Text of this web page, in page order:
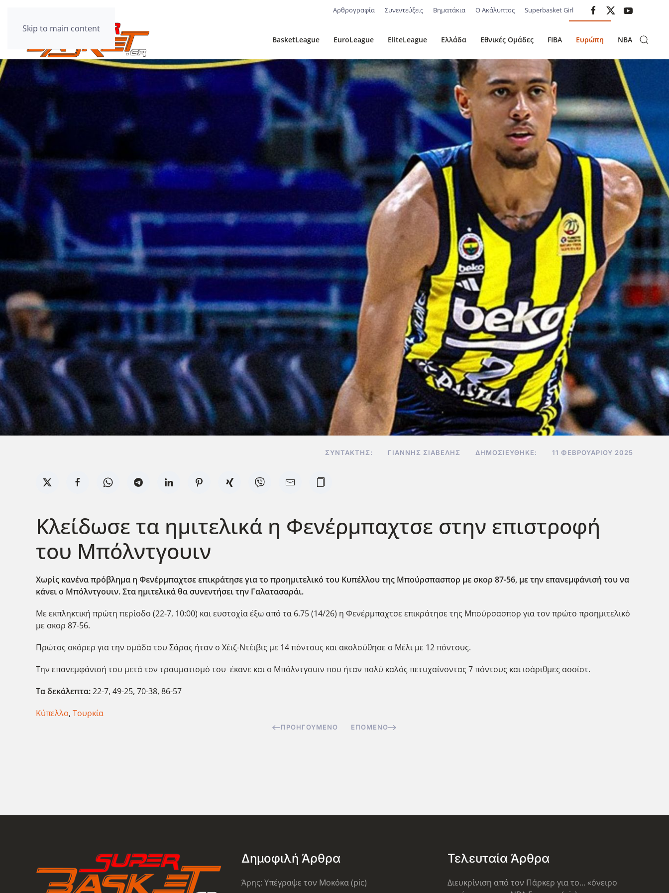
Skip to main content
Αρθρογραφία Συνεντεύξεις Βηματάκια Ο Ακάλυπτος Superbasket Girl
BasketLeague EuroLeague EliteLeague Ελλάδα Εθνικές Ομάδες FIBA Ευρώπη NBA
ΣΥΝΤΆΚΤΗΣ: ΓΙΆΝΝΗΣ ΣΙΑΒΕΛΉΣ ΔΗΜΟΣΙΕΎΘΗΚΕ: 11 ΦΕΒΡΟΥΑΡΊΟΥ 2025
Κλείδωσε τα ημιτελικά η Φενέρμπαχτσε στην επιστροφή
του Μπόλντγουιν
Xωρίς κανένα πρόβλημα η Φενέρμπαχτσε επικράτησε για το προημιτελικό του Κυπέλλου της Μπούρσπασπορ με σκορ 87-56, με την επανεμφάνισή του να
κάνει ο Μπόλντγουιν. Στα ημιτελικά θα συνεντήσει την Γαλατασαράι.
Με εκπληκτική πρώτη περίοδο (22-7, 10:00) και ευστοχία έξω από τα 6.75 (14/26) η Φενέρμπαχτσε επικράτησε της Μπούρσασπορ για τον πρώτο προημιτελικό
με σκορ 87-56.
Πρώτος σκόρερ για την ομάδα του Σάρας ήταν ο Χέιζ-Ντέιβις με 14 πόντους και ακολούθησε ο Μέλι με 12 πόντους.
Την επανεμφάνισή του μετά τον τραυματισμό του έκανε και ο Μπόλντγουιν που ήταν πολύ καλός πετυχαίνοντας 7 πόντους και ισάριθμες ασσίστ.
Τα δεκάλεπτα:22-7, 49-25, 70-38, 86-57
Κύπελλο, Τουρκία
ΠΡΟΗΓΟΎΜΕΝΟ ΕΠΌΜΕΝΟ
Δημοφιλή Άρθρα
Άρης: Υπέγραψε τον Μοκόκα (pic)
Τελευταία Άρθρα
Διευκρίνιση από τον Πάρκερ για το... «όνειρο